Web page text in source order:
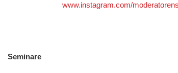
www.instagram.com/
Seminare